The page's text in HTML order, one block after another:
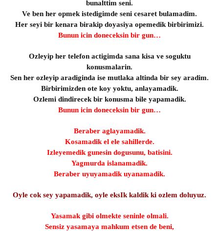
bunalttim seni.
Ve ben her opmek istedigimde seni cesaret bulamadim.
Her seyi bir kenara birakip doyasiya opemedik birbirimizi.
Bunun icin doneceksin bir gun…
Ozleyip her telefon actigimda sana kisa ve soguktu
konusmalarin.
Sen her ozleyip aradiginda ise mutlaka altinda bir sey aradim.
Birbirimizden ote koy yoktu, anlayamadik.
Ozlemi dindirecek bir konusma bile yapamadik.
Bunun icin doneceksin bir gun…
Beraber aglayamadik.
Kosamadik el ele sahillerde.
Izleyemedik gunesin dogusunu, batisini.
Yagmurda islanamadik.
Beraber uyuyamadik uyanamadik.
Oyle cok sey yapamadik, oyle eksIk kaldik ki ozlem doluyuz.
Yasamak gibi olmekte seninle olmali.
Sensiz yasamaya mahkum etsen de beni,